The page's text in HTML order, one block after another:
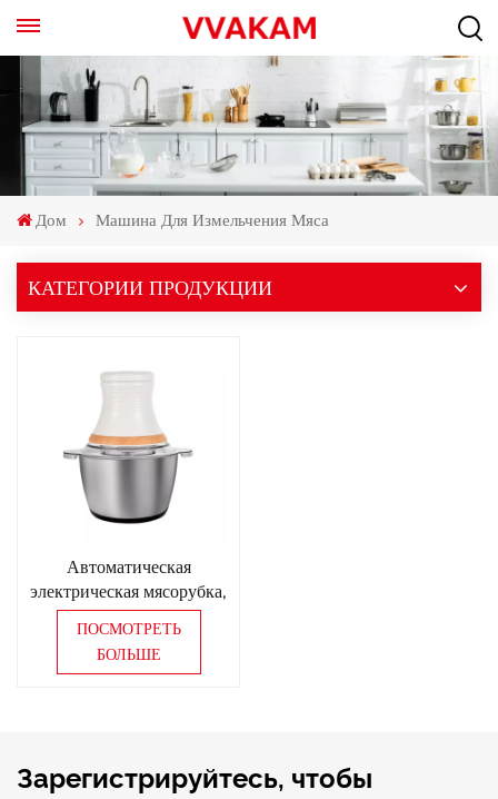
Дом Машина Для Измельчения Мяса
КАТЕГОРИИ ПРОДУКЦИИ
Автоматическая
электрическая мясорубка,
многофункциональная
мясорубка, измельчитель
мяса
ПОСМОТРЕТЬ
БОЛЬШЕ
Зарегистрируйтесь, чтобы